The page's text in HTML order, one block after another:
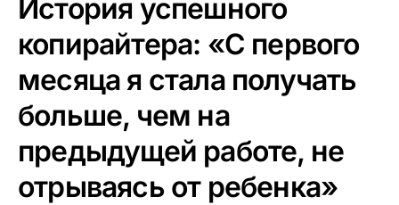
История успешного
копирайтера: «С первого
месяца я стала получать
больше, чем на
предыдущей работе, не
отрываясь от ребенка»